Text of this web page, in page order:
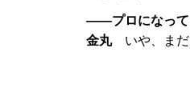
――プロになって
金丸いや、まだ